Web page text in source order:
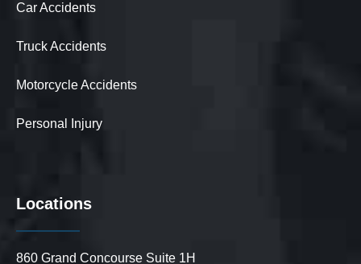
Car Accidents
Truck Accidents
Motorcycle Accidents
Personal Injury
Locations
860 Grand Concourse Suite 1H